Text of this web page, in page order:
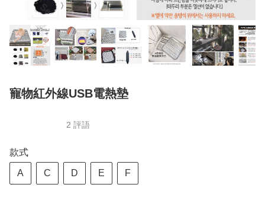
寵物紅外線USB電熱墊
2 評語
款式
A C D E F